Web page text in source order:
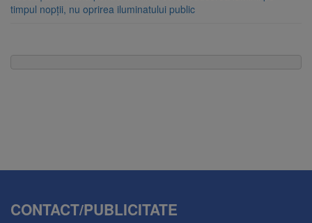
timpul nopții, nu oprirea iluminatului public
CONTACT/PUBLICITATE